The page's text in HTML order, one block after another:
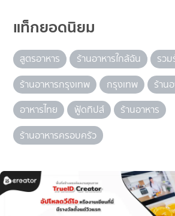
แท็กยอดนิยม
สูตรอาหาร ร้านอาหารใกล้ฉัน
รวม
ร้านอาหารกรุงเทพ
กรุงเทพ
ร้าน
อาหารไทย
ฟู้ดทิปส์
ร้านอาหาร
ร้านอาหารครอบครัว